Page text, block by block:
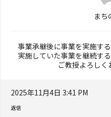
まち
事業承継後に事業を実施す
実施していた事業を継続す
ご教授よろしく
2025年11月4日 3:41 PM
返信